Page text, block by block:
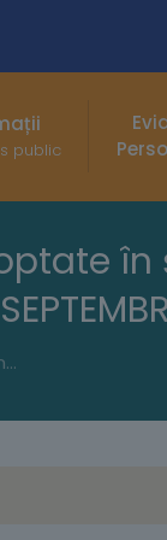
public
în
Anunț public privind hotărârile cu caracter normativ adoptate în ședința ordinară a Consiliului Local al Municipiului Buzău din 30 SEPTEMBRIE 2025